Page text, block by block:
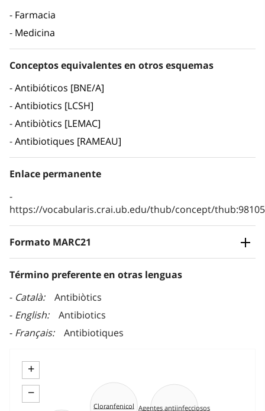
Farmacia
Medicina
Conceptos equivalentes en otros esquemas
Antibióticos [BNE/A]
Antibiotics [LCSH]
Antibiòtics [LEMAC]
Antibiotiques [RAMEAU]
Enlace permanente
https://vocabularis.crai.ub.edu/thub/concept/
Formato MARC21
Término preferente en otras lenguas
Català
Antibiòtics
English
Antibiotics
Français
Antibiotiques
+
−
Agentes antiinfecciosos
Cloranfenicol